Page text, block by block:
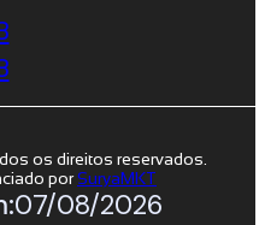
os direitos reservados.
porSuryaMKT
07/08/2026